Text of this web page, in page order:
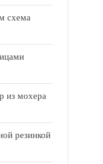
схема
из мохера
резинкой